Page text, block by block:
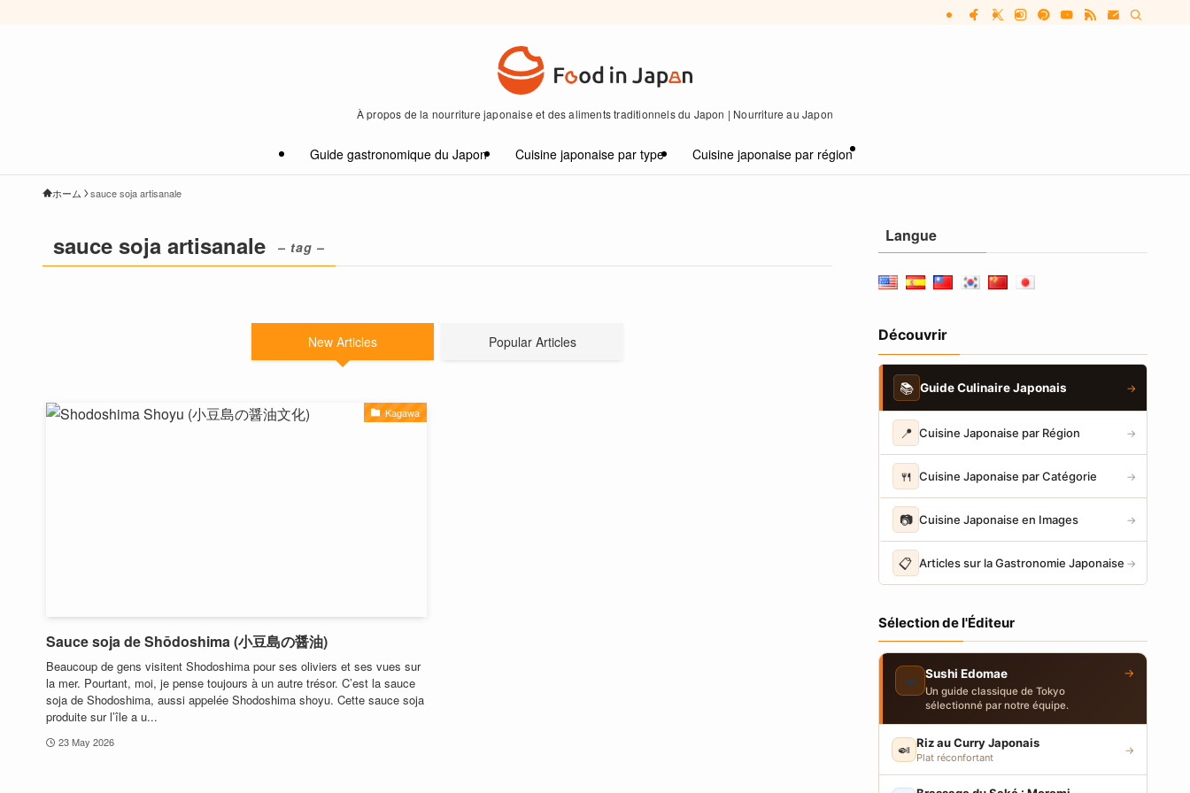
À propos de la nourriture japonaise et des aliments traditionnels du Japon | Nourriture au Japon
Guide gastronomique du Japon Cuisine japonaise par type Cuisine japonaise par région
ホーム sauce soja artisanale
sauce soja artisanale – tag –
New Articles Popular Articles
Kagawa
Sauce soja de Shōdoshima (小豆島の醤油)
Beaucoup de gens visitent Shodoshima pour ses oliviers et ses vues sur
la mer. Pourtant, moi, je pense toujours à un autre trésor. C’est la sauce
soja de Shodoshima, aussi appelée Shodoshima shoyu. Cette sauce soja
produite sur l’île a u...
23 May 2026
Langue
Découvrir
📚 Guide Culinaire Japonais →
📍 Cuisine Japonaise par Région →
🍴 Cuisine Japonaise par Catégorie →
📷 Cuisine Japonaise en Images →
📋 Articles sur la Gastronomie Japonaise →
Sélection de l'Éditeur
🍣 Sushi Edomae
Un guide classique de Tokyo
sélectionné par notre équipe.
→
🍛 Riz au Curry Japonais
Plat réconfortant
→